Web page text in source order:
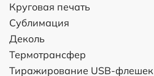
Круговая печать
Сублимация
Деколь
Термотрансфер
Тиражирование USB-флешек